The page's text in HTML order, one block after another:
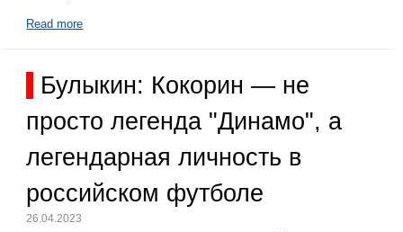
Read more
Булыкин: Кокорин — не
просто легенда "Динамо", а
легендарная личность в
российском футболе
26.04.2023